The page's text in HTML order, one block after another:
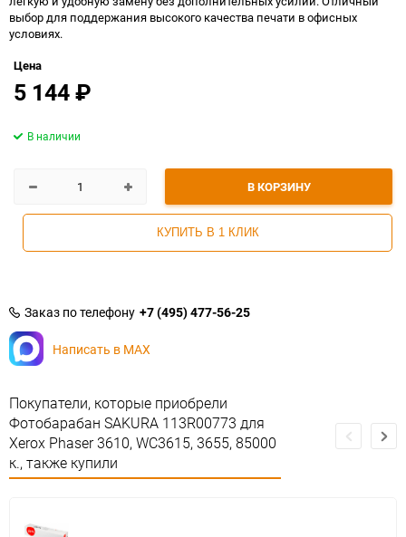
выбор для поддержания высокого качества печати в офисных
условиях.
Цена
5 144₽
В КОРЗИНУ
КУПИТЬ В 1 КЛИК
В наличии
Заказ по телефону +7 (495) 477-56-25
Написать в MAX
Покупатели, которые приобрели
Фотобарабан SAKURA 113R00773 для
Xerox Phaser 3610, WC3615, 3655, 85000
к., также купили